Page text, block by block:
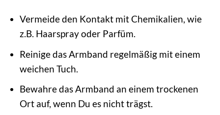
Vermeide den Kontakt mit Chemikalien, wie
z.B. Haarspray oder Parfüm.
Reinige das Armband regelmäßig mit einem
weichen Tuch.
Bewahre das Armband an einem trockenen
Ort auf, wenn Du es nicht trägst.